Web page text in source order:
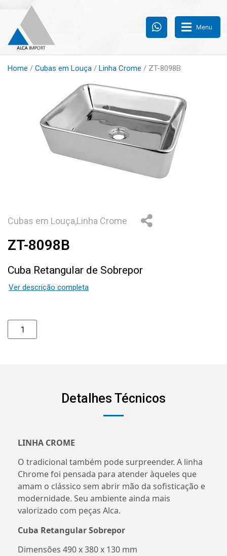
Menu
Home / Cubas em Louça / Linha Crome / ZT-8098B
Cubas em Louça,Linha Crome
ZT-8098B
Cuba Retangular de Sobrepor
Ver descrição completa
Detalhes Técnicos
LINHA CROME
O tradicional também pode surpreender. A linha
Chrome foi pensada para atender àqueles que
amam o clássico sem abrir mão da sofisticação e
modernidade. Seu ambiente ainda mais
valorizado com peças Alca.
Cuba Retangular Sobrepor
Dimensões 490 x 380 x 130 mm